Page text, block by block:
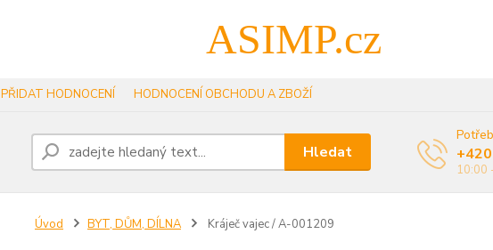
ASIMP.cz
PŘIDAT HODNOCENÍ HODNOCENÍ OBCHODU A ZBOŽÍ
Hledat
10:00
Úvod BYT, DŮM, DÍLNA Kráječ vajec / A-001209